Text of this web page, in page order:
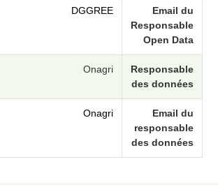
Email du
Responsable
Open Data
DGGREE
Responsable
des données
Onagri
Email du
responsable
des données
Onagri